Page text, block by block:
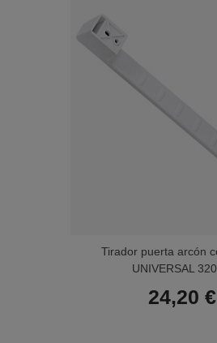
Tirador puerta arcón
UNIVERSAL
24,20 €